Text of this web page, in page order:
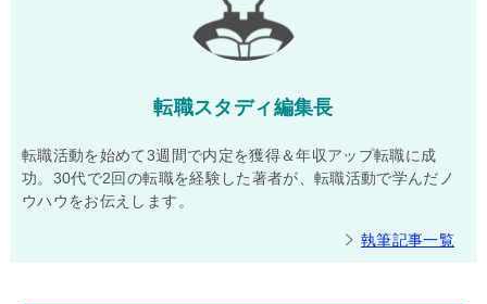
転職スタディ編集長
転職活動を始めて3週間で内定を獲得＆年収アップ転職に成
功。30代で2回の転職を経験した著者が、転職活動で学んだノ
ウハウをお伝えします。
執筆記事一覧